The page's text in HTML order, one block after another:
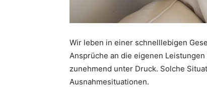
Wir leben in einer schnelllebigen
Ansprüche an die eigenen
zunehmend unter Druck. Solche
Ausnahmesituationen.